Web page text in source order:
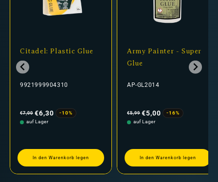
Citadel: Plastic Glue
9921999904310
Preis
€7,00 €6,30
-10%
auf Lager
In den Warenkorb legen
Army Painter - Super
Glue
AP-GL2014
Preis
€5,99 €5,00
-16%
auf Lager
In den Warenkorb legen